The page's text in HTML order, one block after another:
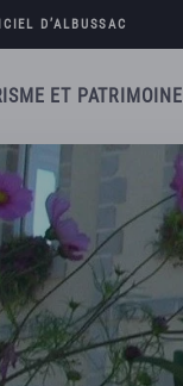
D’ALBUSSAC
ET PATRIMOINE